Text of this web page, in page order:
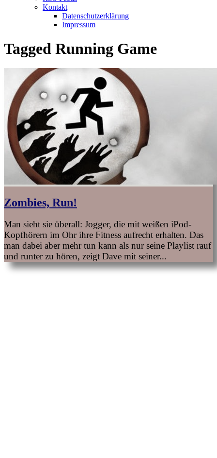
Kontakt
Datenschutzerklärung
Impressum
Tagged Running Game
Zombies, Run!
Man sieht sie überall: Jogger, die mit weißen iPod-
Kopfhörern im Ohr ihre Fitness aufrecht erhalten. Das
man dabei aber mehr tun kann als nur seine Playlist rauf
und runter zu hören, zeigt Dave mit seiner...